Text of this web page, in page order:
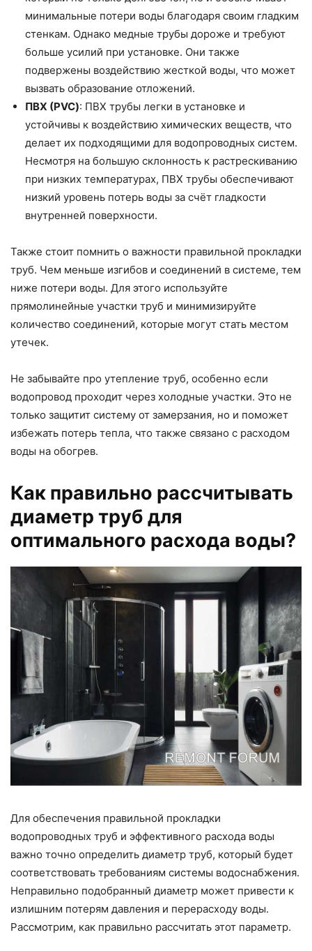
минимальные потери воды благодаря своим гладким
стенкам. Однако медные трубы дороже и требуют
больше усилий при установке. Они также
подвержены воздействию жесткой воды, что может
вызвать образование отложений.
ПВХ (PVC): ПВХ трубы легки в установке и
устойчивы к воздействию химических веществ, что
делает их подходящими для водопроводных систем.
Несмотря на большую склонность к растрескиванию
при низких температурах, ПВХ трубы обеспечивают
низкий уровень потерь воды за счёт гладкости
внутренней поверхности.
Также стоит помнить о важности правильной прокладки
труб. Чем меньше изгибов и соединений в системе, тем
ниже потери воды. Для этого используйте
прямолинейные участки труб и минимизируйте
количество соединений, которые могут стать местом
утечек.
Не забывайте про утепление труб, особенно если
водопровод проходит через холодные участки. Это не
только защитит систему от замерзания, но и поможет
избежать потерь тепла, что также связано с расходом
воды на обогрев.
Как правильно рассчитывать
диаметр труб для
оптимального расхода воды?
Для обеспечения правильной прокладки
водопроводных труб и эффективного расхода воды
важно точно определить диаметр труб, который будет
соответствовать требованиям системы водоснабжения.
Неправильно подобранный диаметр может привести к
излишним потерям давления и перерасходу воды.
Рассмотрим, как правильно рассчитать этот параметр.